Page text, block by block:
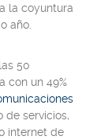
la coyuntura
año.
50
con un 49%
de servicios,
internet de